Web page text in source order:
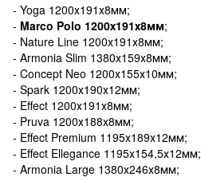
- Yoga 1200х191х8мм;
- Marco Polo 1200х191х8мм;
- Nature Line 1200х191х8мм;
- Armonia Slim 1380х159х8мм;
- Concept Neo 1200х155х10мм;
- Spark 1200х190х12мм;
- Effect 1200х191х8мм;
- Pruva 1200х188х8мм;
- Effect Premium 1195х189х12мм;
- Effect Ellegance 1195х154,5х12мм;
- Armonia Large 1380х246х8мм;